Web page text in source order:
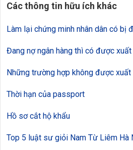
Các thông tin hữu ích khác
Làm lại chứng minh nhân dân có bị
Đang nợ ngân hàng thì có được
Những trường hợp không được xuất
Thời hạn của passport
Hồ sơ cắt hộ khẩu
Top 5 luật sư giỏi Nam Từ Liêm Hà